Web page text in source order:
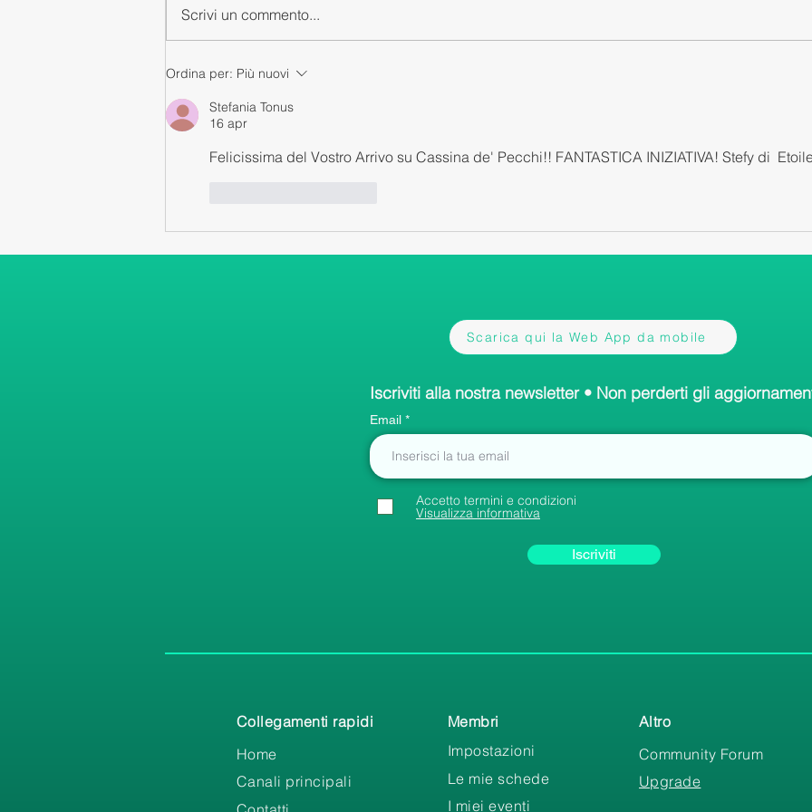
Scrivi un commento...
Ordina per: Più nuovi
Stefania Tonus
16 apr
Felicissima del Vostro Arrivo su Cassina de' Pecchi!! FANTASTICA INIZIATIVA! Stefy di
Scarica qui la Web App da mobile
Iscriviti alla nostra newsletter • Non perderti gli
Email
Accetto termini e condizioni
Visualizza informativa
Iscriviti
Collegamenti rapidi
Home
Canali principali
Membri
Impostazioni
Le mie schede
I miei eventi
Altro
Community Forum
Upgrade